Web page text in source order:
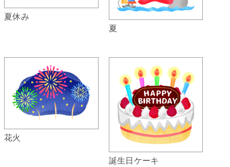
夏休み
夏
花火
誕生日ケーキ